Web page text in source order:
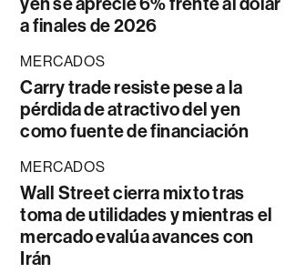
a finales de 2026
MERCADOS
Carry trade resiste pese a la
pérdida de atractivo del yen
como fuente de financiación
MERCADOS
Wall Street cierra mixto tras
toma de utilidades y mientras el
mercado evalúa avances con
Irán